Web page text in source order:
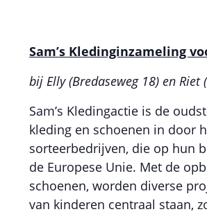
Sam’s Kledinginzameling
bij Elly (Bredaseweg 18) en Riet
Sam’s Kledingactie is de
kleding en schoenen in door
sorteerbedrijven, die op hun
de Europese Unie. Met de
schoenen, worden diverse
van kinderen centraal staan,